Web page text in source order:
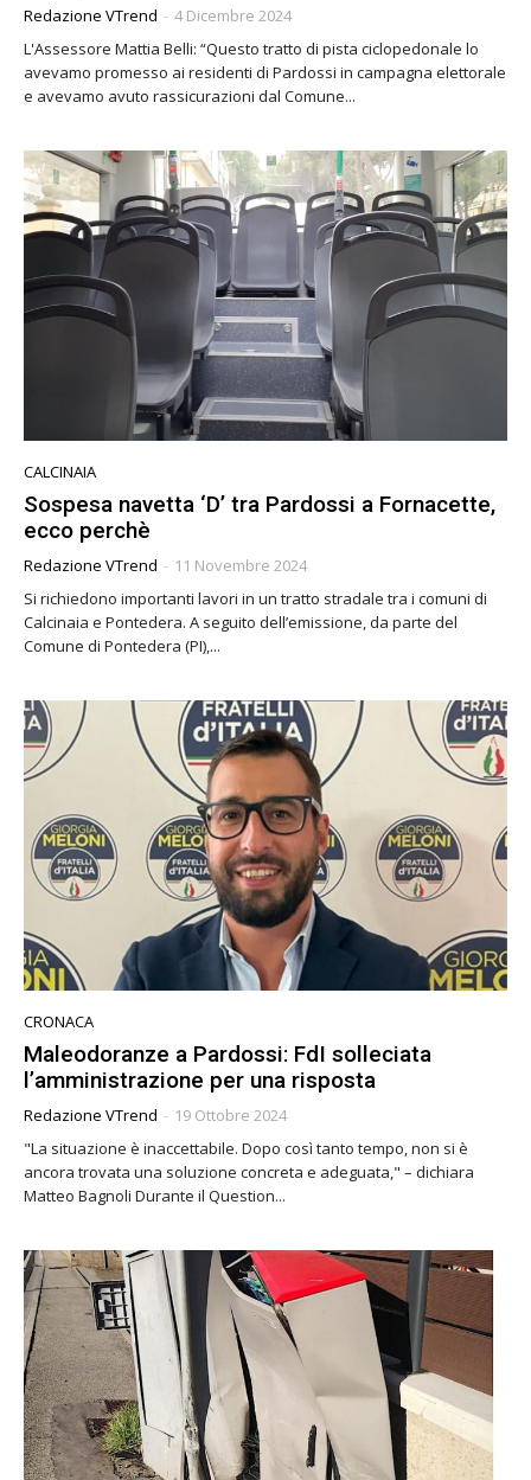
Redazione VTrend - 4 Dicembre 2024
L'Assessore Mattia Belli: “Questo tratto di pista ciclopedonale lo
avevamo promesso ai residenti di Pardossi in campagna elettorale
e avevamo avuto rassicurazioni dal Comune...
CALCINAIA
Sospesa navetta ‘D’ tra Pardossi a Fornacette,
ecco perchè
Redazione VTrend - 11 Novembre 2024
Si richiedono importanti lavori in un tratto stradale tra i comuni di
Calcinaia e Pontedera. A seguito dell’emissione, da parte del
Comune di Pontedera (PI),...
CRONACA
Maleodoranze a Pardossi: FdI solleciata
l’amministrazione per una risposta
Redazione VTrend - 19 Ottobre 2024
"La situazione è inaccettabile. Dopo così tanto tempo, non si è
ancora trovata una soluzione concreta e adeguata," – dichiara
Matteo Bagnoli Durante il Question...